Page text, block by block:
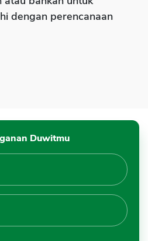
dengan perencanaan
Duwitmu